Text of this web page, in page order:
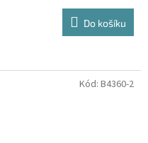
Do košíku
Kód: B4360-2